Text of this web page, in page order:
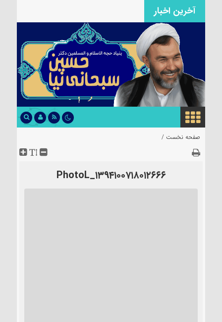
آخرین اخبار
اختتامیه پروژه توانمندسازی بانوان مهاجر
سرپرست خانواده
صفحه نخست /
۱۳۹۴۱۰۰۷۱۸۰۱۲۶۶۶_PhotoL